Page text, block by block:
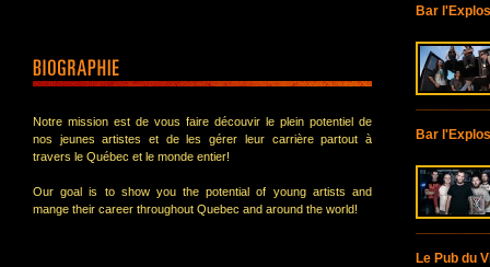
Notre mission est de vous faire découvir le plein potentiel de
nos jeunes artistes et de les gérer leur carrière partout à
travers le Québec et le monde entier!
Our goal is to show you the potential of young artists and
mange their career throughout Quebec and around the world!
Bar
Bar
Le Pub du